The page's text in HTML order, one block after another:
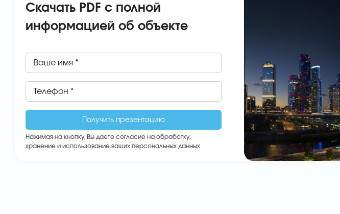
Скачать PDF с полной
информацией об объекте
Ваше имя *
Телефон *
Нажимая на кнопку, Вы даете согласие на обработку,
хранение и использование ваших персональных данных